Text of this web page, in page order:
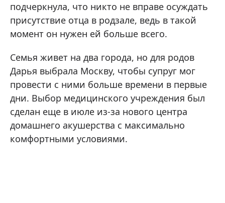
подчеркнула, что никто не вправе осуждать
присутствие отца в родзале, ведь в такой
момент он нужен ей больше всего.
Семья живет на два города, но для родов
Дарья выбрала Москву, чтобы супруг мог
провести с ними больше времени в первые
дни. Выбор медицинского учреждения был
сделан еще в июле из-за нового центра
домашнего акушерства с максимально
комфортными условиями.